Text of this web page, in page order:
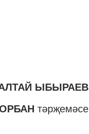
ЫБЫРАЕВ
тәрҗемәcе